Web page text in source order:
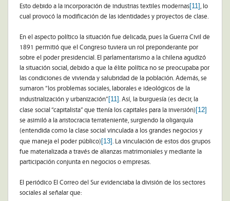
Esto debido a la incorporación de industrias textiles modernas[11] , lo
cual provocó la modificación de las identidades y proyectos de clase.
En el aspecto político la situación fue delicada, pues la Guerra Civil de
1891 permitió que el Congreso tuviera un rol preponderante por
sobre el poder presidencial. El parlamentarismo a la chilena agudizó
la situación social, debido a que la élite política no se preocupaba por
las condiciones de vivienda y salubridad de la población. Además, se
sumaron “los problemas sociales, laborales e ideológicos de la
industrialización y urbanización” [11]. Así, la burguesía (es decir, la
clase social “capitalista” que ttenía los capitales para la inversión) [12]
se asimiló a la aristocracia terrateniente, surgiendo la oligarquía
(entendida como la clase social vinculada a los grandes negocios y
que maneja el poder público) [13]. La vinculación de estos dos grupos
fue materializada a través de alianzas matrimoniales y mediante la
participación conjunta en negocios o empresas.
El periódico El Correo del Sur evidenciaba la división de los sectores
sociales al señalar que: